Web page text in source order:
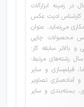
زمینه ابزارآلات
کارشناس ادیت عکس
می‌نماید. عنوان
محصولات چاپی
بالاتر سابقه کار:
حداقل 1 سال شرایط سنی: حداکثر 40 سال رشته‌های مرتبط:
فیلم‌سازی و سایر
آماده‌سازی تصاویر
بسته‌بندی و سایر